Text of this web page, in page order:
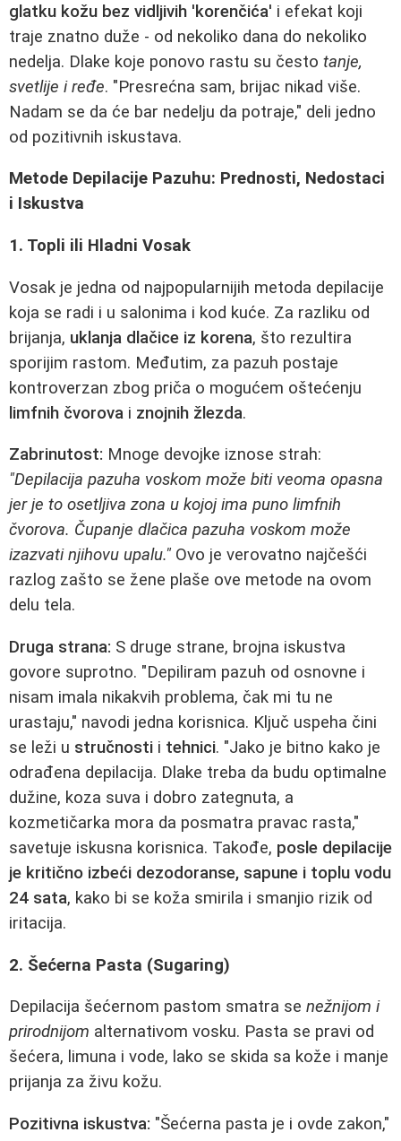
glatku kožu bez vidljivih 'korenčića' i efekat koji
traje znatno duže - od nekoliko dana do nekoliko
nedelja. Dlake koje ponovo rastu su često tanje,
svetlije i ređe. "Presrećna sam, brijac nikad više.
Nadam se da će bar nedelju da potraje," deli jedno
od pozitivnih iskustava.
Metode Depilacije Pazuhu: Prednosti, Nedostaci
i Iskustva
1. Topli ili Hladni Vosak
Vosak je jedna od najpopularnijih metoda depilacije
koja se radi i u salonima i kod kuće. Za razliku od
brijanja, uklanja dlačice iz korena, što rezultira
sporijim rastom. Međutim, za pazuh postaje
kontroverzan zbog priča o mogućem oštećenju
limfnih čvorova i znojnih žlezda.
Zabrinutost: Mnoge devojke iznose strah:
"Depilacija pazuha voskom može biti veoma opasna
jer je to osetljiva zona u kojoj ima puno limfnih
čvorova. Čupanje dlačica pazuha voskom može
izazvati njihovu upalu." Ovo je verovatno najčešći
razlog zašto se žene plaše ove metode na ovom
delu tela.
Druga strana: S druge strane, brojna iskustva
govore suprotno. "Depiliram pazuh od osnovne i
nisam imala nikakvih problema, čak mi tu ne
urastaju," navodi jedna korisnica. Ključ uspeha čini
se leži u stručnosti i tehnici. "Jako je bitno kako je
odrađena depilacija. Dlake treba da budu optimalne
dužine, koza suva i dobro zategnuta, a
kozmetičarka mora da posmatra pravac rasta,"
savetuje iskusna korisnica. Takođe, posle depilacije
je kritično izbeći dezodoranse, sapune i toplu vodu
24 sata, kako bi se koža smirila i smanjio rizik od
iritacija.
2. Šećerna Pasta (Sugaring)
Depilacija šećernom pastom smatra se nežnijom i
prirodnijom alternativom vosku. Pasta se pravi od
šećera, limuna i vode, lako se skida sa kože i manje
prijanja za živu kožu.
Pozitivna iskustva: "Šećerna pasta je i ovde zakon,"